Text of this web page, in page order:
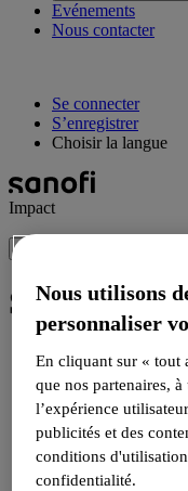
Evénements
Nous contacter
Se connecter
S’enregistrer
Choisir la langue
Impact
Sitemap
Qu'est-ce que
Projets
Patient Resources
Diabète
Oncologies
Ressources pour
Nous utilisons
personnaliser
En cliquant sur « tout
que nos partenaires,
l’expérience
publicités et des
conditions
confidentialité.